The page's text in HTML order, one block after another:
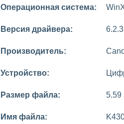
Операционная система:
Версия драйвера: 6.2.3
Производитель:
Устройство:
Размер файла:
Имя файла: